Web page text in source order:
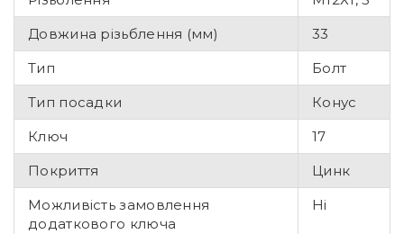
Довжина різьблення (мм)
33
Тип
Болт
Тип посадки
Конус
Ключ
17
Покриття
Цинк
Можливість замовлення
додаткового ключа
Ні